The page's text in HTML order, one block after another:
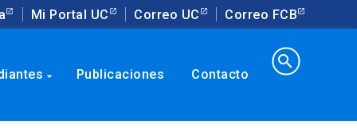
Mi Portal UC Correo UC Correo FCB
arrow_drop_down Publicaciones Contacto
search